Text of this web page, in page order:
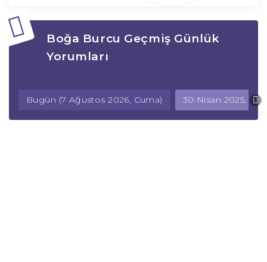
Boğa Burcu Geçmiş Günlük
Yorumları
Bugün (7 Ağustos 2026, Cuma) 30 Nisan 2025,